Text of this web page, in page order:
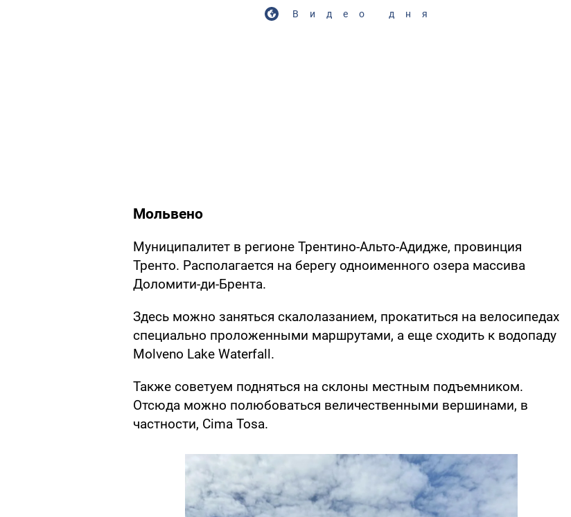
Видео дня
Мольвено
Муниципалитет в регионе Трентино-Альто-Адидже, провинция
Тренто. Располагается на берегу одноименного озера массива
Доломити-ди-Брента.
Здесь можно заняться скалолазанием, прокатиться на велосипедах
специально проложенными маршрутами, а еще сходить к водопаду
Molveno Lake Waterfall.
Также советуем подняться на склоны местным подъемником.
Отсюда можно полюбоваться величественными вершинами, в
частности, Cima Tosa.